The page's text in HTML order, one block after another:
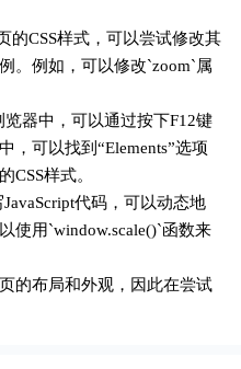
的CSS样式，可以尝试修改其
。例如，可以修改`zoom`属
器中，可以通过按下F12键
，可以找到“Elements”选项
CSS样式。
代码，可以动态地
使用`window.scale()`函数来
的布局和外观，因此在尝试